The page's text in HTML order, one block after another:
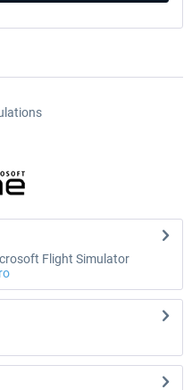
Flight Simulator